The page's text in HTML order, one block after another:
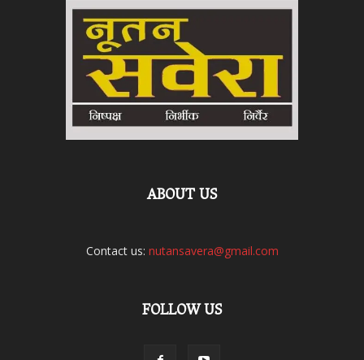
ABOUT US
Contact us: nutansavera@gmail.com
FOLLOW US